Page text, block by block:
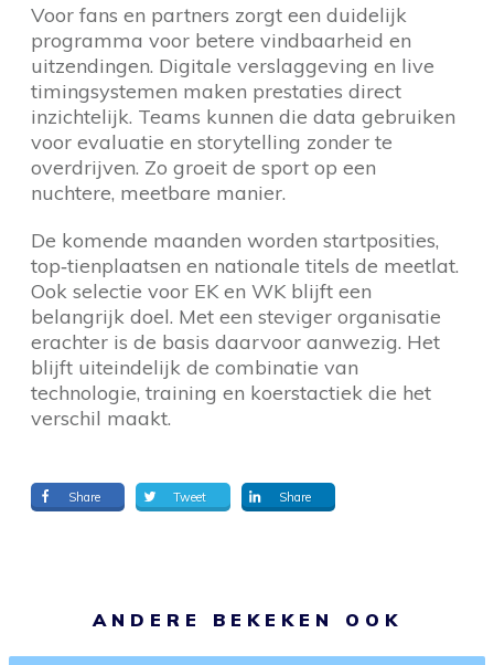
Voor fans en partners zorgt een duidelijk
programma voor betere vindbaarheid en
uitzendingen. Digitale verslaggeving en live
timingsystemen maken prestaties direct
inzichtelijk. Teams kunnen die data gebruiken
voor evaluatie en storytelling zonder te
overdrijven. Zo groeit de sport op een
nuchtere, meetbare manier.
De komende maanden worden startposities,
top‑tienplaatsen en nationale titels de meetlat.
Ook selectie voor EK en WK blijft een
belangrijk doel. Met een steviger organisatie
erachter is de basis daarvoor aanwezig. Het
blijft uiteindelijk de combinatie van
technologie, training en koerstactiek die het
verschil maakt.
Share Tweet Share
ANDERE BEKEKEN OOK